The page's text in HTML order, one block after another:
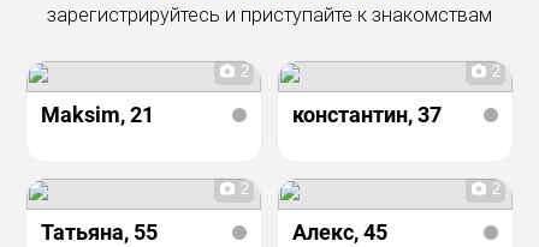
зарегистрируйтесь и приступайте к знакомствам
2
Maksim, 21
2
константин, 37
2
Татьяна, 55
2
Алекс, 45